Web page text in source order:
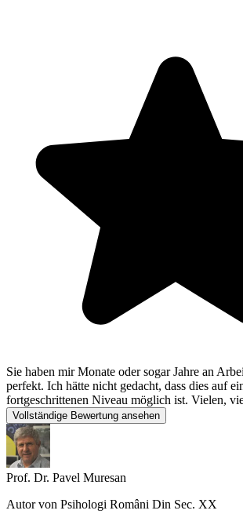
Sie haben mir Monate oder sogar Jahre an
perfekt. Ich hätte nicht gedacht, dass dies auf
fortgeschrittenen Niveau möglich ist. Vielen,
Vollständige Bewertung ansehen
Prof. Dr. Pavel Muresan
Autor von Psihologi Români Din Sec. XX